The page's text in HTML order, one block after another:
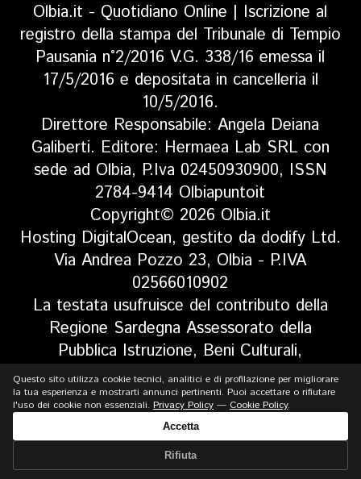
Olbia.it - Quotidiano Online | Iscrizione al
registro della stampa del Tribunale di Tempio
Pausania n°2/2016 V.G. 338/16 emessa il
17/5/2016 e depositata in cancelleria il
10/5/2016.
Direttore Responsabile: Angela Deiana
Galiberti. Editore: Hermaea Lab SRL con
sede ad Olbia, P.Iva 02450930900, ISSN
2784-9414 Olbiapuntoit
Copyright© 2026 Olbia.it
Hosting DigitalOcean, gestito da dodify Ltd.
Via Andrea Pozzo 23, Olbia - P.IVA
02566010902
La testata usufruisce del contributo della
Regione Sardegna Assessorato della
Pubblica Istruzione, Beni Culturali,
Informazione, Spettacolo e Sport. Legge
regionale 13 aprile 2017 n. 5, art 8 comma
13
Questo sito utilizza cookie tecnici, analitici e di profilazione per migliorare
la tua esperienza e mostrarti annunci pertinenti. Puoi accettare o rifiutare
l'uso dei cookie non essenziali. Privacy Policy — Cookie Policy.
Accetta
Rifiuta